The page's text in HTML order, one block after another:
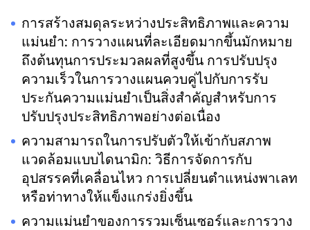
การสร้างสมดุลระหว่างประสิทธิภาพและความ
แม่นยำ: การวางแผนที่ละเอียดมากขึ้นมักหมาย
ถึงต้นทุนการประมวลผลที่สูงขึ้น การปรับปรุง
ความเร็วในการวางแผนควบคู่ไปกับการรับ
ประกันความแม่นยำเป็นสิ่งสำคัญสำหรับการ
ปรับปรุงประสิทธิภาพอย่างต่อเนื่อง
ความสามารถในการปรับตัวให้เข้ากับสภาพ
แวดล้อมแบบไดนามิก: วิธีการจัดการกับ
อุปสรรคที่เคลื่อนไหว การเปลี่ยนตำแหน่งพาเลท
หรือท่าทางให้แข็งแกร่งยิ่งขึ้น
ความแม่นยำของการรวมเซ็นเซอร์และการวาง